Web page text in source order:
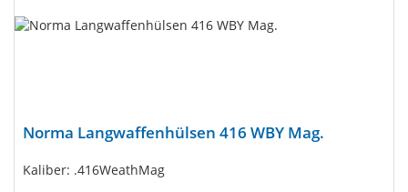
Norma Langwaffenhülsen 416 WBY Mag.
Kaliber: .416WeathMag